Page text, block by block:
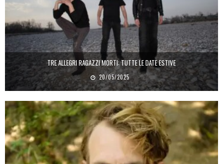
TRE ALLEGRI RAGAZZI MORTI: TUTTE LE DATE ESTIVE
20/05/2025